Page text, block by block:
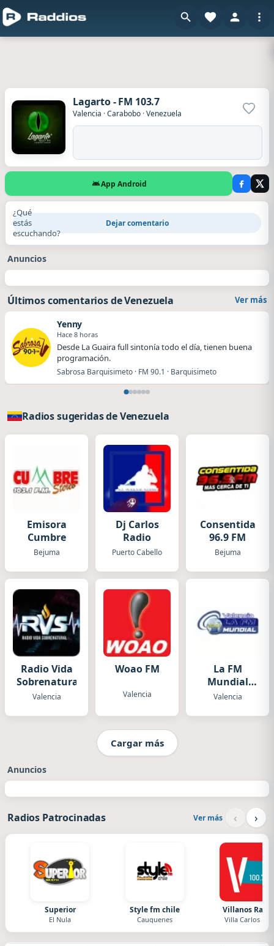
Lagarto - FM 103.7
Valencia ·Carabobo ·Venezuela
App Android
¿Qué
estás
escuchando?
Dejar comentario
Anuncios
Últimos comentarios de Venezuela Ver más
Yenny
Hace 8 horas
Desde La Guaira full sintonía todo el día, tienen buena
programación.
Sabrosa Barquisimeto · FM 90.1 · Barquisimeto
Radios sugeridas de Venezuela
Emisora
Cumbre
Bejuma
Dj Carlos
Radio
Puerto Cabello
Consentida
96.9 FM
Bejuma
Radio Vida
Sobrenatural
Valencia
Woao FM
Valencia
La FM
Mundial
Valencia
Valencia
Cargar más
Anuncios
Radios Patrocinadas Ver más ‹ ›
Superior
El Nula
Style fm chile
Cauquenes
Villanos
Villa Carlos Paz